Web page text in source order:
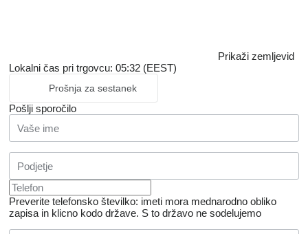
Prikaži zemljevid
Lokalni čas pri trgovcu: 05:32 (EEST)
Prošnja za sestanek
Pošlji sporočilo
Preverite telefonsko številko: imeti mora mednarodno obliko
zapisa in klicno kodo države. S to državo ne sodelujemo